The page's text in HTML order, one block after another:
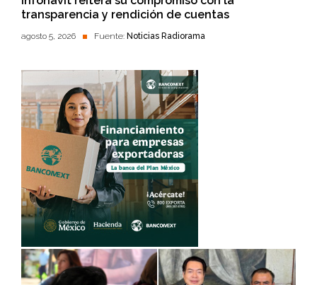
transparencia y rendición de cuentas
agosto 5, 2026 Fuente: Noticias Radiorama